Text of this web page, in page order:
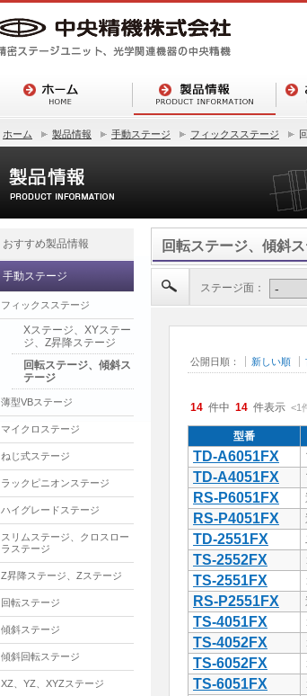
ホーム 製品情報 手動ステージ フィックスステージ
回転ステージ、傾斜
ステージ面：
公開日順： 新しい順
14 件中 14 件表示 <1
型番
TD-A6051FX
TD-A4051FX
RS-P6051FX
RS-P4051FX
TD-2551FX
TS-2552FX
TS-2551FX
RS-P2551FX
TS-4051FX
TS-4052FX
TS-6052FX
TS-6051FX
おすすめ製品情報
手動ステージ
フィックスステージ
Xステージ、XYステー
ジ、Z昇降ステージ
回転ステージ、傾斜ス
テージ
薄型VBステージ
マイクロステージ
ねじ式ステージ
ラックピニオンステージ
ハイグレードステージ
スリムステージ、クロスロー
ラステージ
Z昇降ステージ、Zステージ
回転ステージ
傾斜ステージ
傾斜回転ステージ
XZ、YZ、XYZステージ